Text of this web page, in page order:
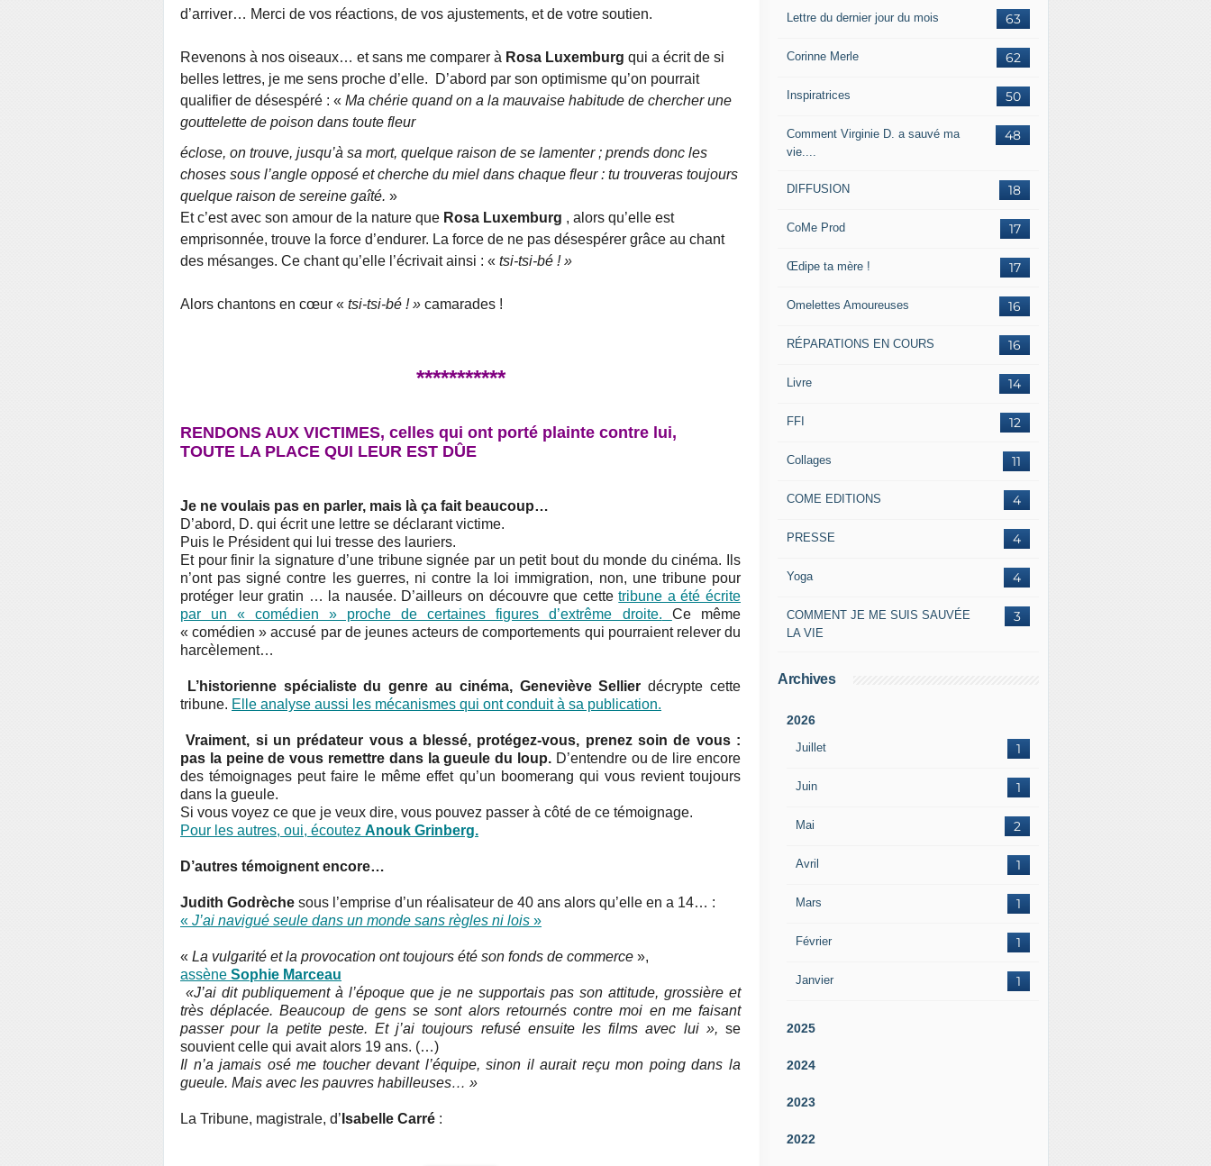
d’arriver… Merci de vos réactions, de vos ajustements, et de votre soutien.
Revenons à nos oiseaux… et sans me comparer à Rosa Luxemburg qui a écrit de si
belles lettres, je me sens proche d’elle. D’abord par son optimisme qu’on pourrait
qualifier de désespéré : « Ma chérie quand on a la mauvaise habitude de chercher une
gouttelette de poison dans toute fleur
éclose, on trouve, jusqu’à sa mort, quelque raison de se lamenter ; prends donc les
choses sous l’angle opposé et cherche du miel dans chaque fleur : tu trouveras toujours
quelque raison de sereine gaîté. »
Et c’est avec son amour de la nature que Rosa Luxemburg , alors qu’elle est
emprisonnée, trouve la force d’endurer. La force de ne pas désespérer grâce au chant
des mésanges. Ce chant qu’elle l’écrivait ainsi : « tsi-tsi-bé ! »
Alors chantons en cœur « tsi-tsi-bé ! » camarades !
***********
RENDONS AUX VICTIMES, celles qui ont porté plainte contre lui,
TOUTE LA PLACE QUI LEUR EST DÛE
Je ne voulais pas en parler, mais là ça fait beaucoup…
D’abord, D. qui écrit une lettre se déclarant victime.
Puis le Président qui lui tresse des lauriers.
Et pour finir la signature d’une tribune signée par un petit bout du monde du cinéma. Ils
n’ont pas signé contre les guerres, ni contre la loi immigration, non, une tribune pour
protéger leur gratin … la nausée. D’ailleurs on découvre que cette tribune a été écrite
par un « comédien » proche de certaines figures d’extrême droite.
Ce même
« comédien » accusé par de jeunes acteurs de comportements qui pourraient relever du
harcèlement…
L’historienne spécialiste du genre au cinéma, Geneviève Sellier décrypte cette
tribune. Elle analyse aussi les mécanismes qui ont conduit à sa publication.
Vraiment, si un prédateur vous a blessé, protégez-vous, prenez soin de vous :
pas la peine de vous remettre dans la gueule du loup. D’entendre ou de lire encore
des témoignages peut faire le même effet qu’un boomerang qui vous revient toujours
dans la gueule.
Si vous voyez ce que je veux dire, vous pouvez passer à côté de ce témoignage.
Pour les autres, oui, écoutez Anouk Grinberg.
D’autres témoignent encore…
Judith Godrèche sous l’emprise d’un réalisateur de 40 ans alors qu’elle en a 14… :
« J’ai navigué seule dans un monde sans règles ni lois »
« La vulgarité et la provocation ont toujours été son fonds de commerce »,
assène Sophie Marceau
«J’ai dit publiquement à l’époque que je ne supportais pas son attitude, grossière et
très déplacée. Beaucoup de gens se sont alors retournés contre moi en me faisant
passer pour la petite peste. Et j’ai toujours refusé ensuite les films avec lui », se
souvient celle qui avait alors 19 ans. (…)
Il n’a jamais osé me toucher devant l’équipe, sinon il aurait reçu mon poing dans la
gueule. Mais avec les pauvres habilleuses… »
La Tribune, magistrale, d’ Isabelle Carré :
63
Lettre du dernier jour du mois
62
Corinne Merle
50
Inspiratrices
48
Comment Virginie D. a sauvé ma
vie....
18
DIFFUSION
17
CoMe Prod
17
Œdipe ta mère !
16
Omelettes Amoureuses
16
RÉPARATIONS EN COURS
14
Livre
12
FFI
11
Collages
4
COME EDITIONS
4
PRESSE
4
Yoga
3
COMMENT JE ME SUIS SAUVÉE
LA VIE
Archives
2026
Juillet 1
Juin 1
Mai 2
Avril 1
Mars 1
Février 1
Janvier 1
2025
2024
2023
2022